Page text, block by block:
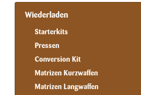
Wiederladen
Starterkits
Pressen
Conversion Kit
Matrizen Kurzwaffen
Matrizen Langwaffen